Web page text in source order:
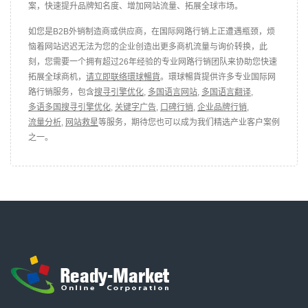
案，快速提升品牌知名度、增加网站流量、拓展全球市场。
如您是B2B外销制造商或供应商，在国际网路行销上正遭遇瓶颈，烦
恼着网站迟迟无法为您的企业创造出更多商机流量与询价转换，此
刻，您需要一个拥有超过26年经验的专业网路行销团队来协助您快速
拓展全球商机， 请立即联络環球暢貨。環球暢貨提供许多专业国际网
路行销服务，包含搜寻引擎优化, 多国语言网站, 多国语言翻译,
多语多国搜寻引擎优化, 关键字广告, 口碑行销, 企业品牌行销,
流量分析, 网站救星等服务，期待您也可以成为我们精选产业客户案例
之一。